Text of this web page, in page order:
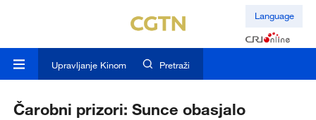
Language
Upravljanje Kinom Pretraži
Čarobni prizori: Sunce obasjalo